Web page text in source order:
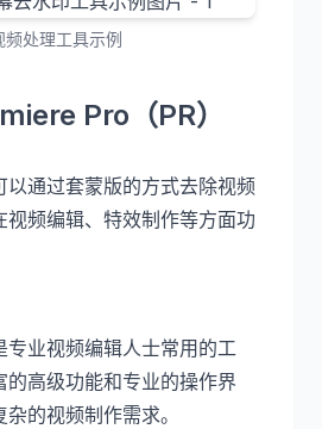
频处理工具示例
Pro（PR）
以通过套蒙版的方式去除视频
视频编辑、特效制作等方面功
专业视频编辑人士常用的工
的高级功能和专业的操作界
的视频制作需求。